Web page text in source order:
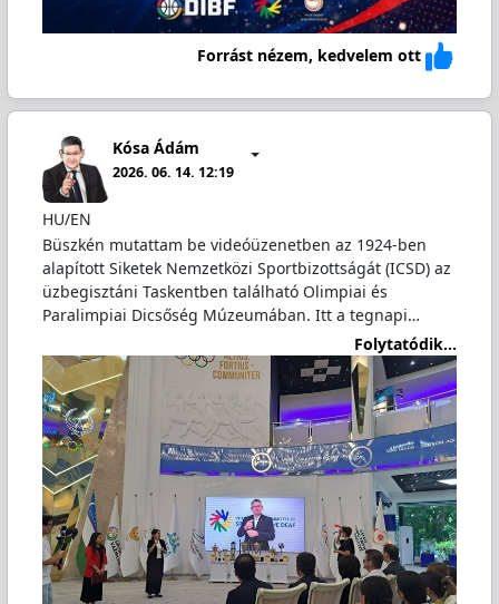
Forrást nézem, kedvelem ott
Kósa Ádám
2026. 06. 14. 12:19
HU/EN
Büszkén mutattam be videóüzenetben az 1924-ben
alapított Siketek Nemzetközi Sportbizottságát (ICSD) az
üzbegisztáni Taskentben található Olimpiai és
Paralimpiai Dicsőség Múzeumában. Itt a tegnapi…
Folytatódik...